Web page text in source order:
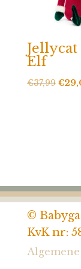
Elf
€37,99 €
©
KvK nr: